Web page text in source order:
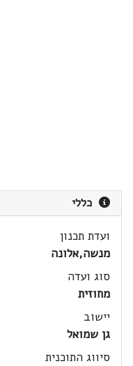
כללי
ועדת תכנון
מנשה,אלונה
סוג ועדה
מחוזית
יישוב
גן שמואל
סיווג התוכנית